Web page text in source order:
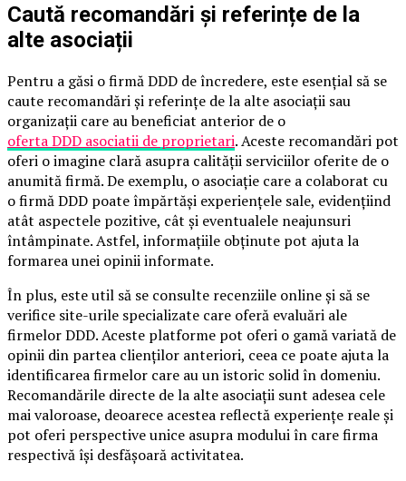
Caută recomandări și referințe de la
alte asociații
Pentru a găsi o firmă DDD de încredere, este esențial să se
caute recomandări și referințe de la alte asociații sau
organizații care au beneficiat anterior de o
oferta DDD asociatii de proprietari. Aceste recomandări pot
oferi o imagine clară asupra calității serviciilor oferite de o
anumită firmă. De exemplu, o asociație care a colaborat cu
o firmă DDD poate împărtăși experiențele sale, evidențiind
atât aspectele pozitive, cât și eventualele neajunsuri
întâmpinate. Astfel, informațiile obținute pot ajuta la
formarea unei opinii informate.
În plus, este util să se consulte recenziile online și să se
verifice site-urile specializate care oferă evaluări ale
firmelor DDD. Aceste platforme pot oferi o gamă variată de
opinii din partea clienților anteriori, ceea ce poate ajuta la
identificarea firmelor care au un istoric solid în domeniu.
Recomandările directe de la alte asociații sunt adesea cele
mai valoroase, deoarece acestea reflectă experiențe reale și
pot oferi perspective unice asupra modului în care firma
respectivă își desfășoară activitatea.